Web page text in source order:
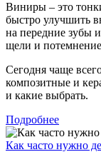
Виниры – это
быстро улучшить
на передние зубы
щели и
Сегодня чаще
композитные и
и какие выбрать.
Подробнее
Как часто нужно